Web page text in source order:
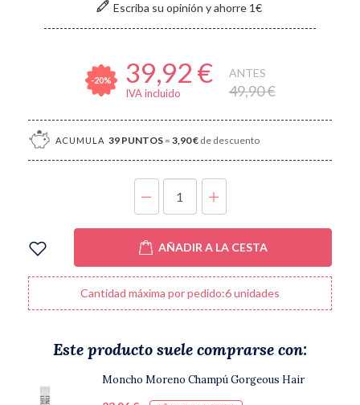
Escriba su opinión y ahorre 1€
-20% 39,92 €
IVA incluido
ANTES
49,90 €
ACUMULA 39 PUNTOS = 3,90 € de descuento
UNIDADES
AÑADIR A LA CESTA
Cantidad máxima por pedido:6 unidades
Este producto suele comprarse con:
Moncho Moreno Champú Gorgeous Hair